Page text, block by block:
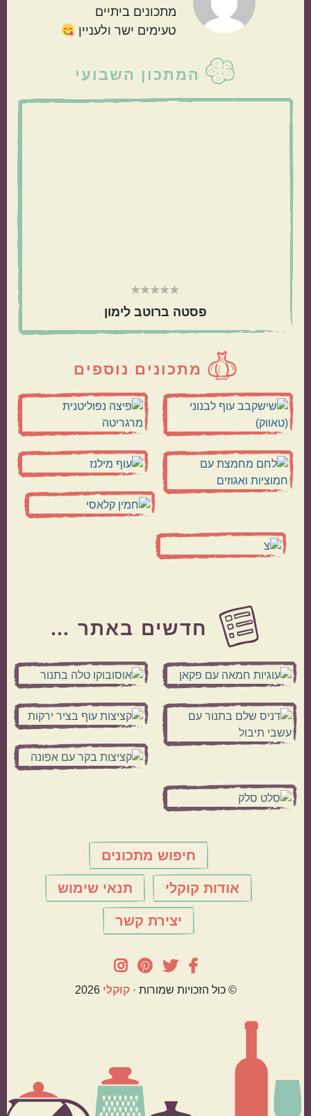
מתכונים ביתיים
טעימים ישר ולעניין
צדדי
ראשי
המתכון השבועי
פסטה ברוטב לימון
מתכונים נוספים
Before
Footer
חדשים באתר …
חיפוש מתכונים
אודות קוקלי תנאי שימוש
יצירת קשר
© כול הזכויות שמורות ·קוּקלִי 2026